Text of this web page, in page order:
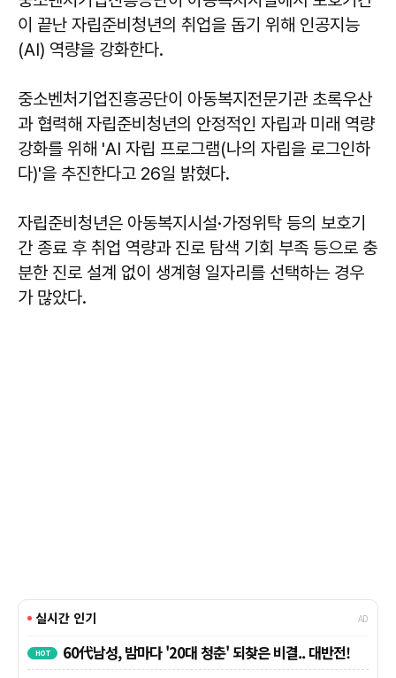
이 끝난 자립준비청년의 취업을 돕기 위해 인공지능
(AI) 역량을 강화한다.
중소벤처기업진흥공단이 아동복지전문기관 초록우산
과 협력해 자립준비청년의 안정적인 자립과 미래 역량
강화를 위해 'AI 자립 프로그램(나의 자립을 로그인하
다)'을 추진한다고 26일 밝혔다.
자립준비청년은 아동복지시설·가정위탁 등의 보호기
간 종료 후 취업 역량과 진로 탐색 기회 부족 등으로 충
분한 진로 설계 없이 생계형 일자리를 선택하는 경우
가 많았다.